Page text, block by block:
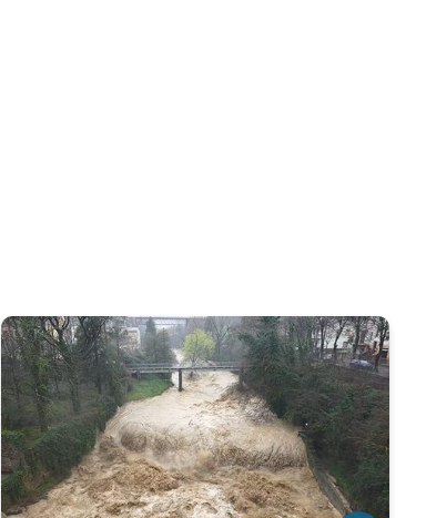
Auto's vast in watermassa's. Overstromingen Toscane. . .